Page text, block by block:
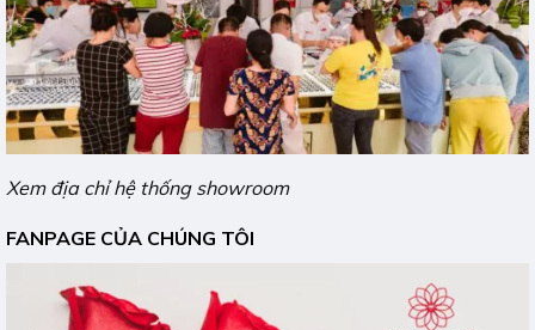
Xem địa chỉ hệ thống showroom
FANPAGE CỦA CHÚNG TÔI